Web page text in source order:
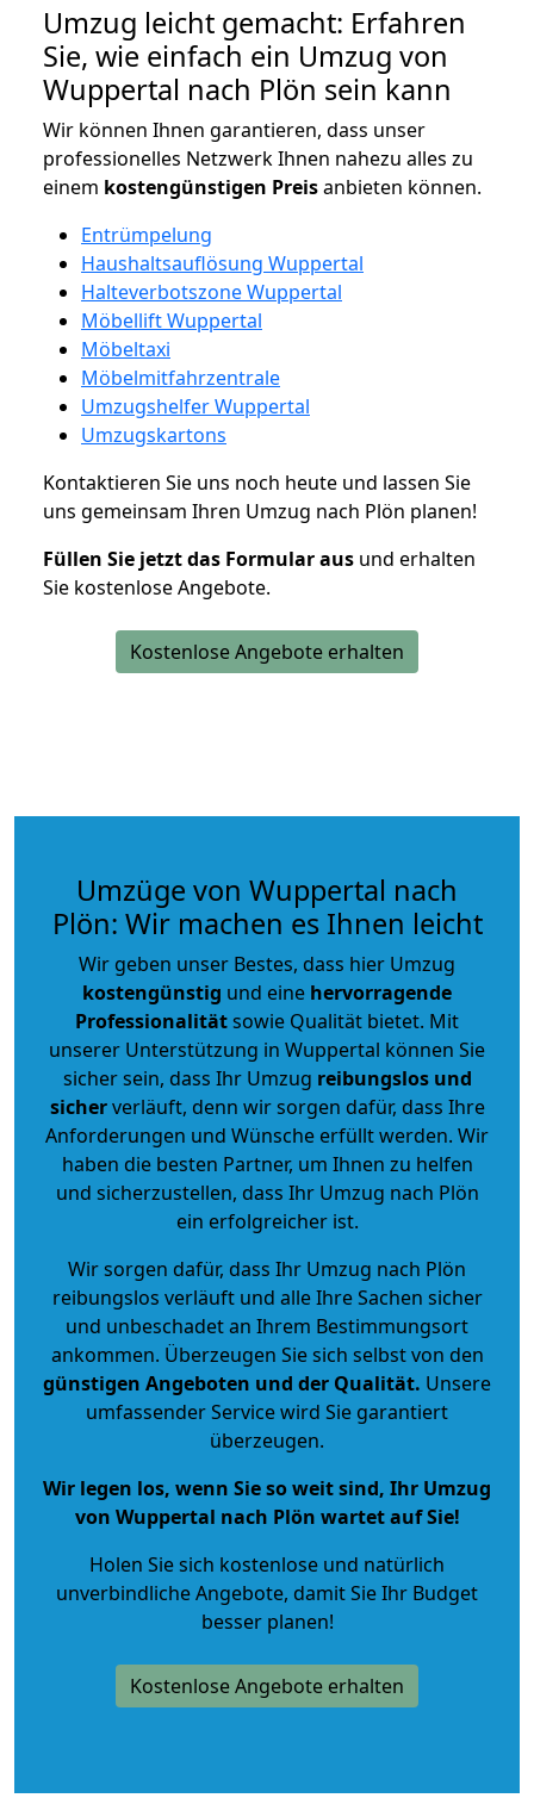
Umzug leicht gemacht: Erfahren
Sie, wie einfach ein Umzug von
Wuppertal nach Plön sein kann
Wir können Ihnen garantieren, dass unser
professionelles Netzwerk Ihnen nahezu alles zu
einem kostengünstigen Preisanbieten können.
Entrümpelung
Haushaltsauflösung Wuppertal
Halteverbotszone Wuppertal
Möbellift Wuppertal
Möbeltaxi
Möbelmitfahrzentrale
Umzugshelfer Wuppertal
Umzugskartons
Kontaktieren Sie uns noch heute und lassen Sie
uns gemeinsam Ihren Umzug nach Plön planen!
Füllen Sie jetzt das Formular aus und erhalten
Sie kostenlose Angebote.
Kostenlose Angebote erhalten
Umzüge von Wuppertal nach
Plön: Wir machen es Ihnen leicht
Wir geben unser Bestes, dass hier Umzug
kostengünstig und eine hervorragende
Professionalitätsowie Qualität bietet. Mit
unserer Unterstützung in Wuppertal können Sie
sicher sein, dass Ihr Umzug reibungslos und
sicherverläuft, denn wir sorgen dafür, dass Ihre
Anforderungen und Wünsche erfüllt werden. Wir
haben die besten Partner, um Ihnen zu helfen
und sicherzustellen, dass Ihr Umzug nach Plön
ein erfolgreicher ist.
Wir sorgen dafür, dass Ihr Umzug nach Plön
reibungslos verläuft und alle Ihre Sachen sicher
und unbeschadet an Ihrem Bestimmungsort
ankommen. Überzeugen Sie sich selbst von den
günstigen Angeboten und der Qualität. Unsere
umfassender Service wird Sie garantiert
überzeugen.
Wir legen los, wenn Sie so weit sind, Ihr Umzug
von Wuppertal nach Plön wartet auf Sie!
Holen Sie sich kostenlose und natürlich
unverbindliche Angebote, damit Sie Ihr Budget
besser planen!
Kostenlose Angebote erhalten